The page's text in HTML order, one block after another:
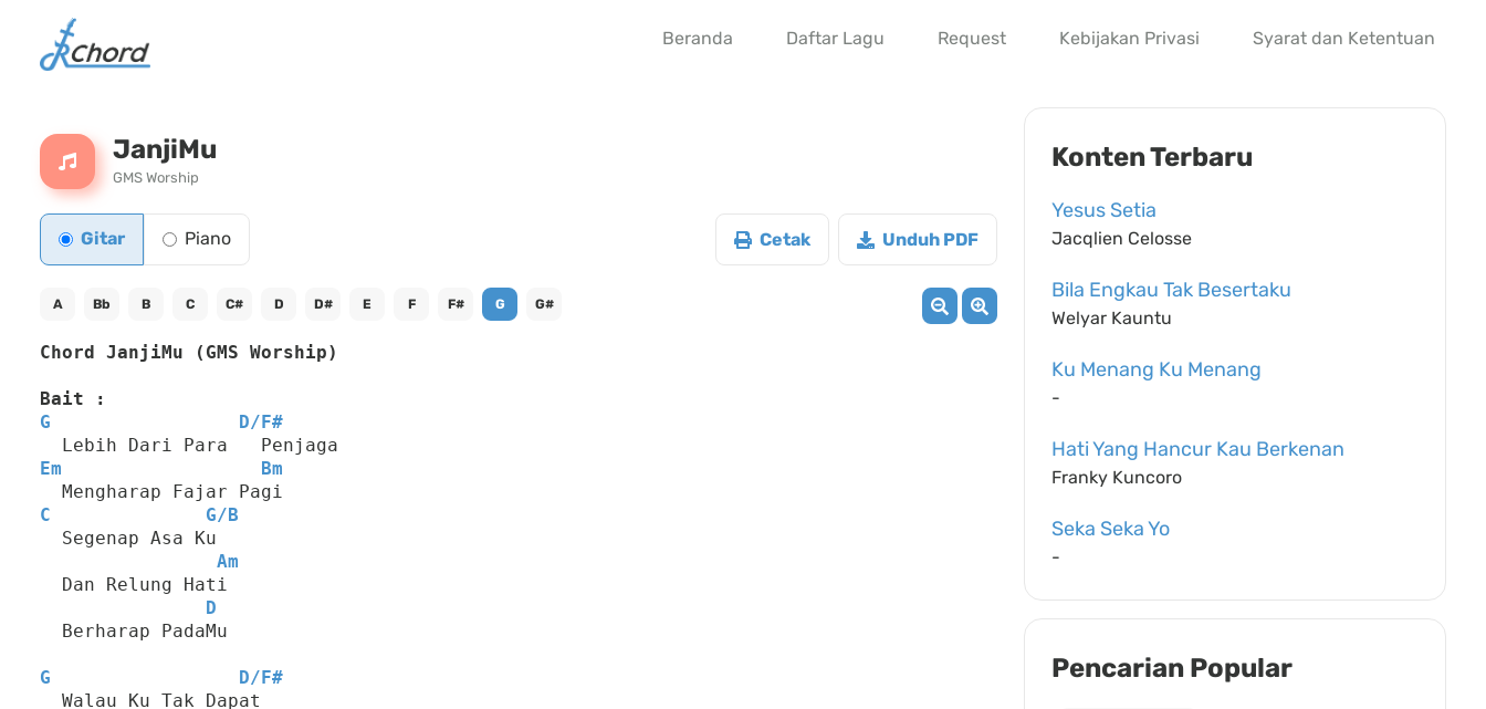
Beranda Daftar Lagu Request Kebijakan Privasi Syarat dan Ketentuan
JanjiMu
GMS Worship
Gitar Piano Cetak Unduh PDF
A Bb B C C# D D# E F F# G G#
Chord JanjiMu (GMS Worship)
Bait :
G
D/ F#
  Lebih Dari Para   Penjaga
Em
Bm
  Mengharap Fajar Pagi
C
G/ B
  Segenap Asa Ku
Am
  Dan Relung Hati
D
  Berharap PadaMu
G D/ F#
  Walau Ku Tak Dapat
Konten Terbaru
Yesus Setia
Jacqlien Celosse
Bila Engkau Tak Besertaku
Welyar Kauntu
Ku Menang Ku Menang
-
Hati Yang Hancur Kau Berkenan
Franky Kuncoro
Seka Seka Yo
-
Pencarian Popular